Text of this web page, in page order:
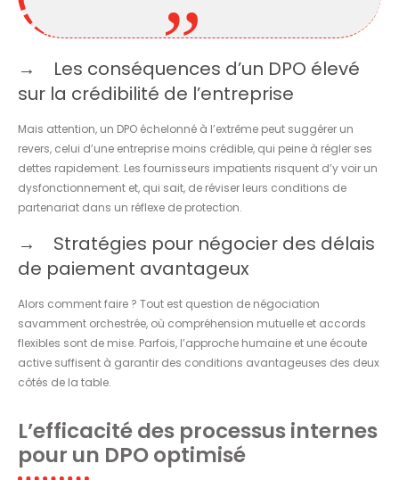
Les conséquences d’un DPO élevé
sur la crédibilité de l’entreprise
Mais attention, un DPO échelonné à l’extrême peut suggérer un
revers, celui d’une entreprise moins crédible, qui peine à régler ses
dettes rapidement. Les fournisseurs impatients risquent d’y voir un
dysfonctionnement et, qui sait, de réviser leurs conditions de
partenariat dans un réflexe de protection.
Stratégies pour négocier des délais
de paiement avantageux
Alors comment faire ? Tout est question de négociation
savamment orchestrée, où compréhension mutuelle et accords
flexibles sont de mise. Parfois, l’approche humaine et une écoute
active suffisent à garantir des conditions avantageuses des deux
côtés de la table.
L’efficacité des processus internes
pour un DPO optimisé